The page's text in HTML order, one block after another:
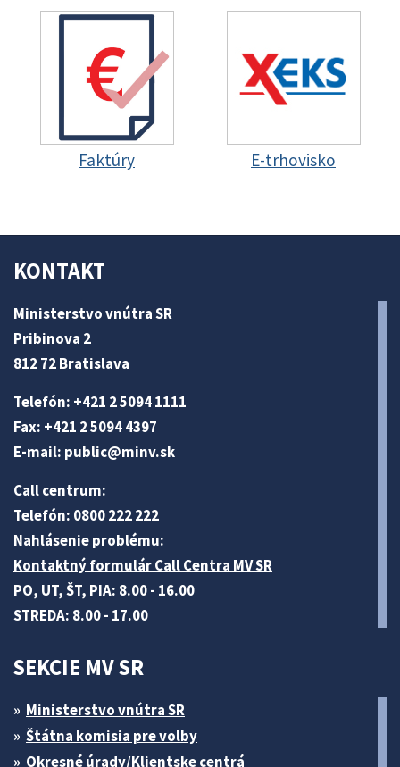
Faktúry E-trhovisko
KONTAKT
Ministerstvo vnútra SR
Pribinova 2
812 72 Bratislava
Telefón: +421 2 5094 1111
Fax: +421 2 5094 4397
E-mail: public@minv.sk
Call centrum:
Telefón: 0800 222 222
Nahlásenie problému:
Kontaktný formulár Call Centra MV SR
PO, UT, ŠT, PIA: 8.00 - 16.00
STREDA: 8.00 - 17.00
SEKCIE MV SR
Ministerstvo vnútra SR
Štátna komisia pre volby
Okresné úrady/Klientske centrá